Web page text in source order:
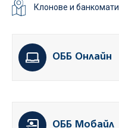
Клонове и банкомати
ОББ Онлайн
ОББ Мобайл